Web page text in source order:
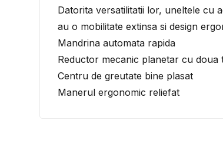
Datorita versatilitatii lor, uneltele cu
au o mobilitate extinsa si design
Mandrina automata rapida
Reductor mecanic planetar cu doua
Centru de greutate bine plasat
Manerul ergonomic reliefat